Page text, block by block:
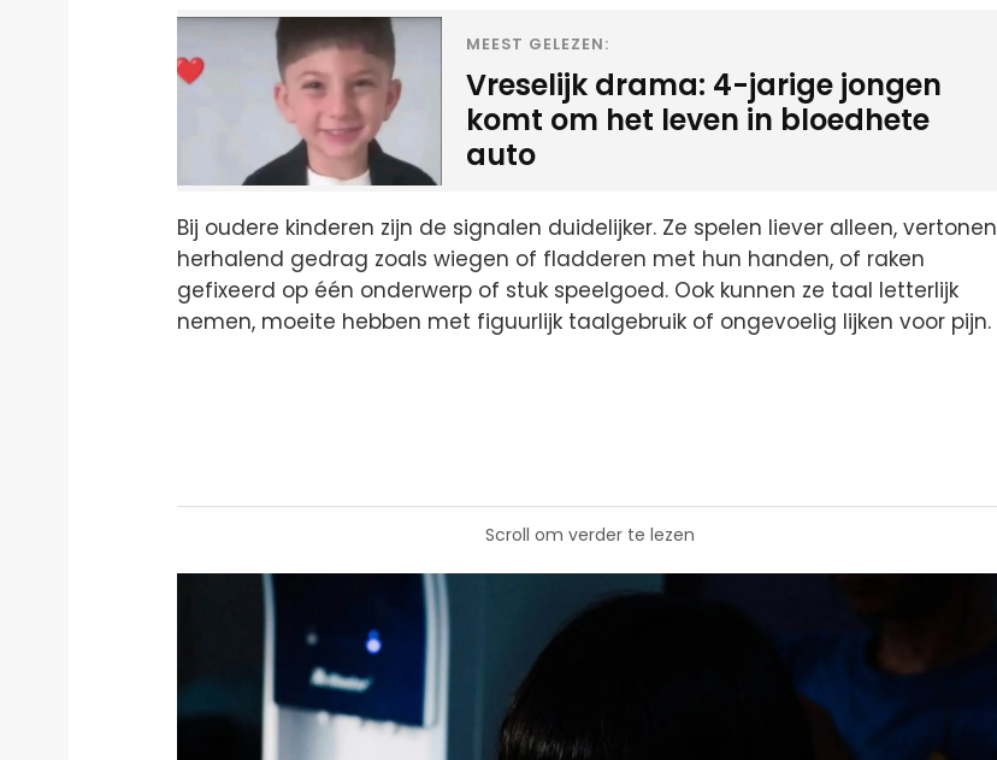
MEEST GELEZEN:
Vreselijk drama: 4-jarige jongen
komt om het leven in bloedhete
auto
Bij oudere kinderen zijn de signalen duidelijker. Ze spelen liever alleen, vertonen
herhalend gedrag zoals wiegen of fladderen met hun handen, of raken
gefixeerd op één onderwerp of stuk speelgoed. Ook kunnen ze taal letterlijk
nemen, moeite hebben met figuurlijk taalgebruik of ongevoelig lijken voor pijn.
Scroll om verder te lezen